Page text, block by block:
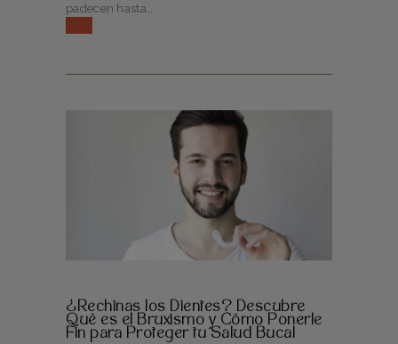
padecen hasta…
¿Rechinas los Dientes? Descubre
Qué es el Bruxismo y Cómo Ponerle
Fin para Proteger tu Salud Bucal